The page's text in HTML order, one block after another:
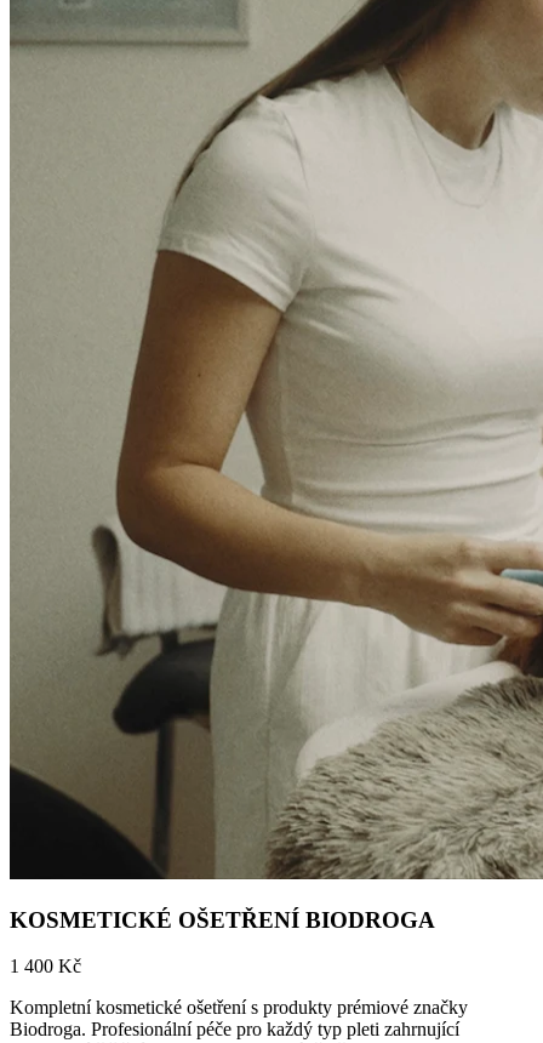
KOSMETICKÉ OŠETŘENÍ BIODROGA
1 400 Kč
Kompletní kosmetické ošetření s produkty prémiové značky
Biodroga. Profesionální péče pro každý typ pleti zahrnující